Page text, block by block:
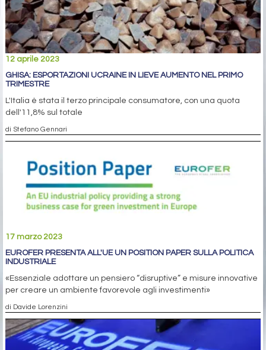
12 aprile 2023
GHISA: ESPORTAZIONI UCRAINE IN LIEVE AUMENTO NEL PRIMO
TRIMESTRE
L'Italia è stata il terzo principale consumatore, con una quota
dell'11,8% sul totale
di Stefano Gennari
17 marzo 2023
EUROFER PRESENTA ALL'UE UN POSITION PAPER SULLA POLITICA
INDUSTRIALE
«Essenziale adottare un pensiero “disruptive” e misure innovative
per creare un ambiente favorevole agli investimenti»
di Davide Lorenzini